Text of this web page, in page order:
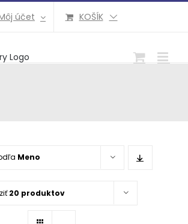
účet KOŠÍK
Meno
20 produktov